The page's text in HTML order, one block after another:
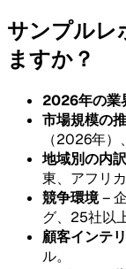
サンプルレ
ますか？
2026年の業
市場規模の
（2026年
地域別の内訳
東、アフリ
競争環境–
グ、25社以
顧客インテ
ル。